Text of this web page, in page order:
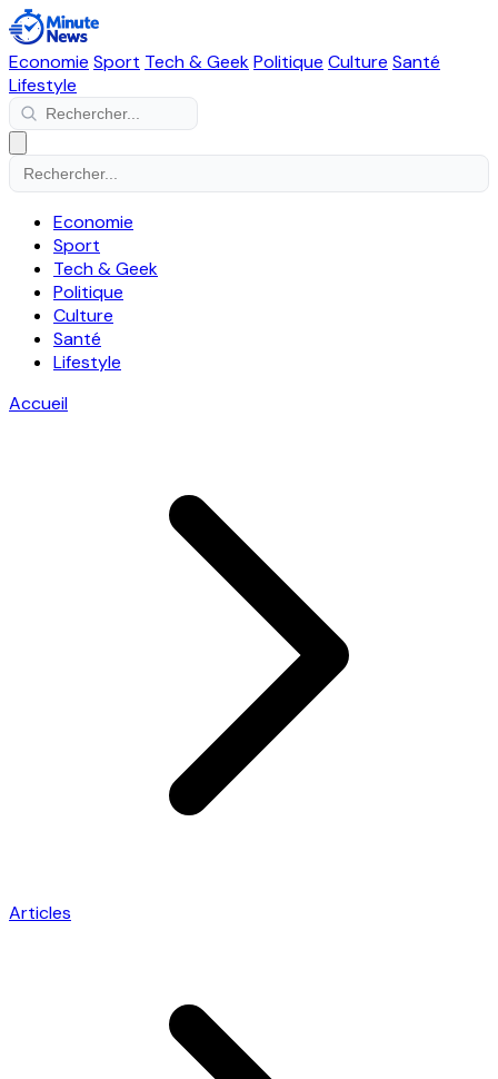
Economie Sport Tech & GeekPolitique Culture Santé
Lifestyle
Economie
Sport
Tech & Geek
Politique
Culture
Santé
Lifestyle
Accueil
Articles